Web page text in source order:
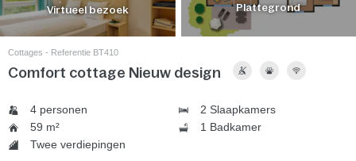
Virtueel bezoek Plattegrond
Cottages - Referentie BT410
Comfort cottage Nieuw design
4 personen
2 Slaapkamers
59 m²
1 Badkamer
Twee verdiepingen